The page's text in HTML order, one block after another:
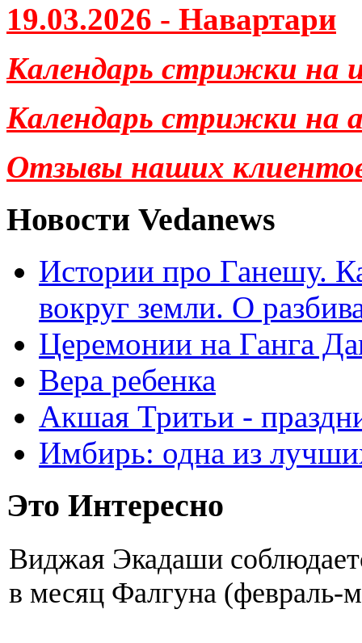
19.03.2026 - Навартари
Календарь стрижки на
Календарь стрижки на
Отзывы наших
Новости Vedanews
Истории про Ганешу.
вокруг земли. О
Церемонии на Ганга
Вера ребенка
Акшая Тритьи -
Имбирь: одна из
Это Интересно
Виджая Экадаши
в месяц Фалгуна (февраль-